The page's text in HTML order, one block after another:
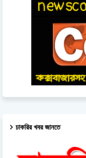
চাকরির খবর জানতে